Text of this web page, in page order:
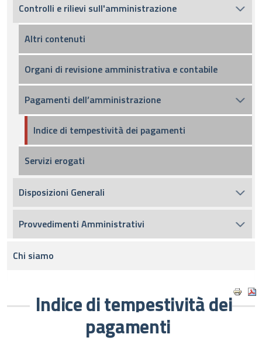
Controlli e rilievi sull'amministrazione
Altri contenuti
Organi di revisione amministrativa e contabile
Pagamenti dell’amministrazione
Indice di tempestività dei pagamenti
Servizi erogati
Disposizioni Generali
Provvedimenti Amministrativi
Chi siamo
Indice di tempestività dei
pagamenti